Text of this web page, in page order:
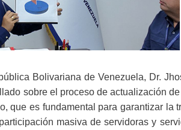
Bolivariana de Venezuela, Dr.
sobre el proceso de actualización
que es fundamental para garantizar la
masiva de servidoras y